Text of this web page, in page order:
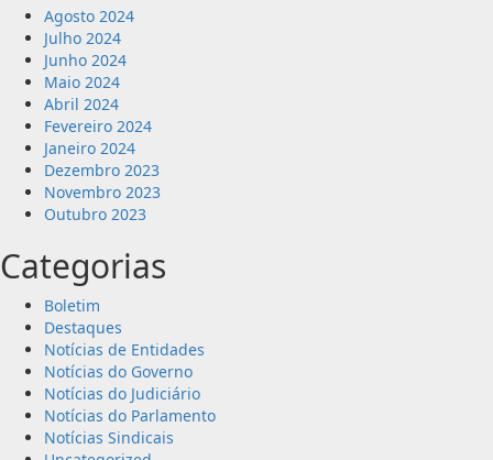
Agosto 2024
Julho 2024
Junho 2024
Maio 2024
Abril 2024
Fevereiro 2024
Janeiro 2024
Dezembro 2023
Novembro 2023
Outubro 2023
Categorias
Boletim
Destaques
Notícias de Entidades
Notícias do Governo
Notícias do Judiciário
Notícias do Parlamento
Notícias Sindicais